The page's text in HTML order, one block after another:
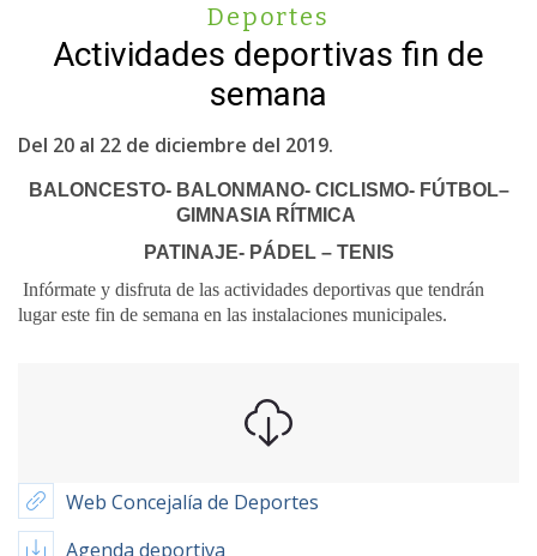
Deportes
Actividades deportivas fin de
semana
Del 20 al 22 de diciembre del 2019.
BALONCESTO- BALONMANO- CICLISMO- FÚTBOL–
GIMNASIA RÍTMICA
PATINAJE- PÁDEL – TENIS
Infórmate y disfruta de las actividades deportivas que tendrán
lugar este fin de semana en las instalaciones municipales.
Web Concejalía de Deportes
Agenda deportiva